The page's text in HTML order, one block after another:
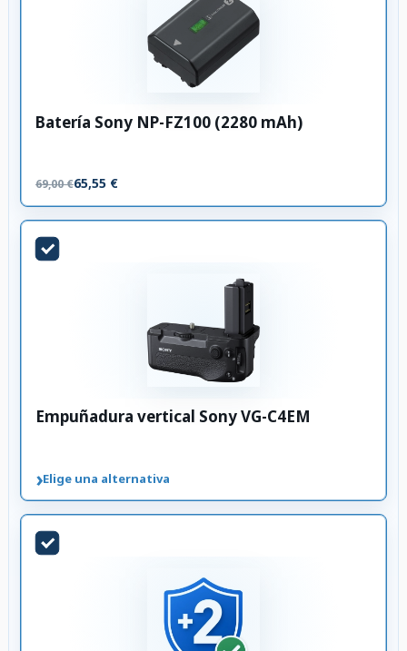
Batería Sony NP-FZ100 (2280 mAh)
69,00 €65,55 €
Empuñadura vertical Sony VG-C4EM
›Elige una alternativa